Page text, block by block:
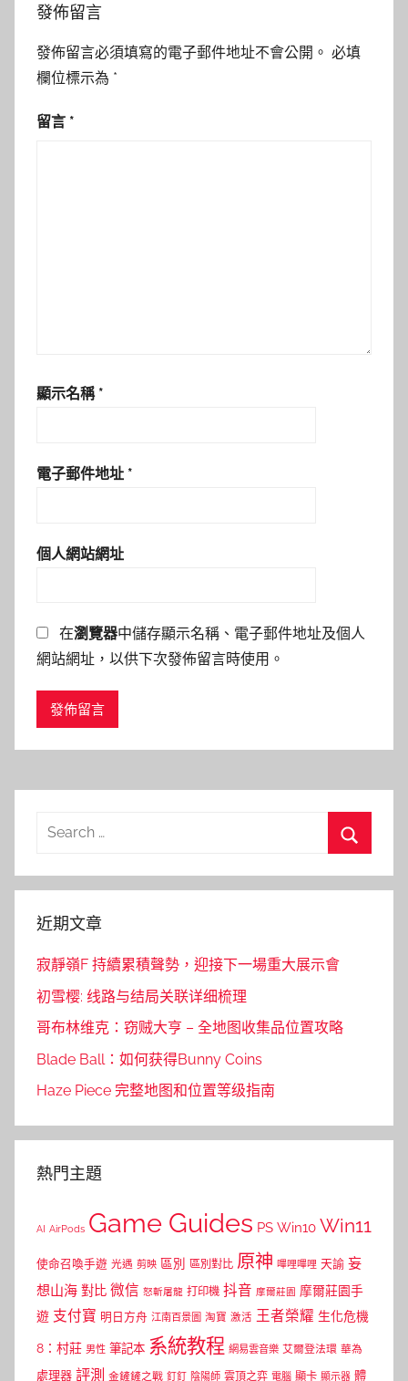
發佈留言
發佈留言必須填寫的電子郵件地址不會公開。 必填
欄位標示為 *
留言 *
顯示名稱 *
電子郵件地址 *
個人網站網址
在瀏覽器中儲存顯示名稱、電子郵件地址及個人
網站網址，以供下次發佈留言時使用。
Search
近期文章
寂靜嶺F 持續累積聲勢，迎接下一場重大展示會
初雪樱: 线路与结局关联详细梳理
哥布林维克：窃贼大亨 – 全地图收集品位置攻略
Blade Ball：如何获得Bunny Coins
Haze Piece 完整地图和位置等级指南
熱門主題
AI AirPods Game Guides PS Win10 Win11
使命召喚手遊 光遇 剪映 區別 區別對比 原神 嗶哩嗶哩 天諭 妄
想山海 對比 微信 怒斬屠龍 打印機 抖音 摩爾莊園 摩爾莊園手
遊 支付寶 明日方舟 江南百景圖 淘寶 激活 王者榮耀 生化危機
8：村莊 男性 筆記本 系統教程 網易雲音樂 艾爾登法環 華為
處理器 評測 金鏟鏟之戰 釘釘 陰陽師 雲頂之弈 電腦 顯卡 顯示器 體